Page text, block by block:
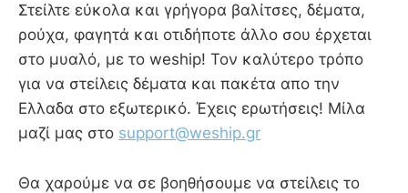
Στείλτε εύκολα και γρήγορα βαλίτσες, δέματα,
ρούχα, φαγητά και οτιδήποτε άλλο σου έρχεται
στο μυαλό, με το weship! Τον καλύτερο τρόπο
για να στείλεις δέματα και πακέτα απο την
Ελλαδα στο εξωτερικό. Έχεις ερωτήσεις! Μίλα
μαζί μας στο support@weship.gr
Θα χαρούμε να σε βοηθήσουμε να στείλεις το